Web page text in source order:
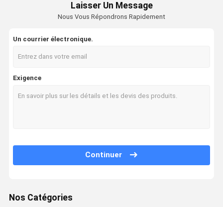
Laisser Un Message
Nous Vous Répondrons Rapidement
Un courrier électronique.
Exigence
Continuer
Nos Catégories